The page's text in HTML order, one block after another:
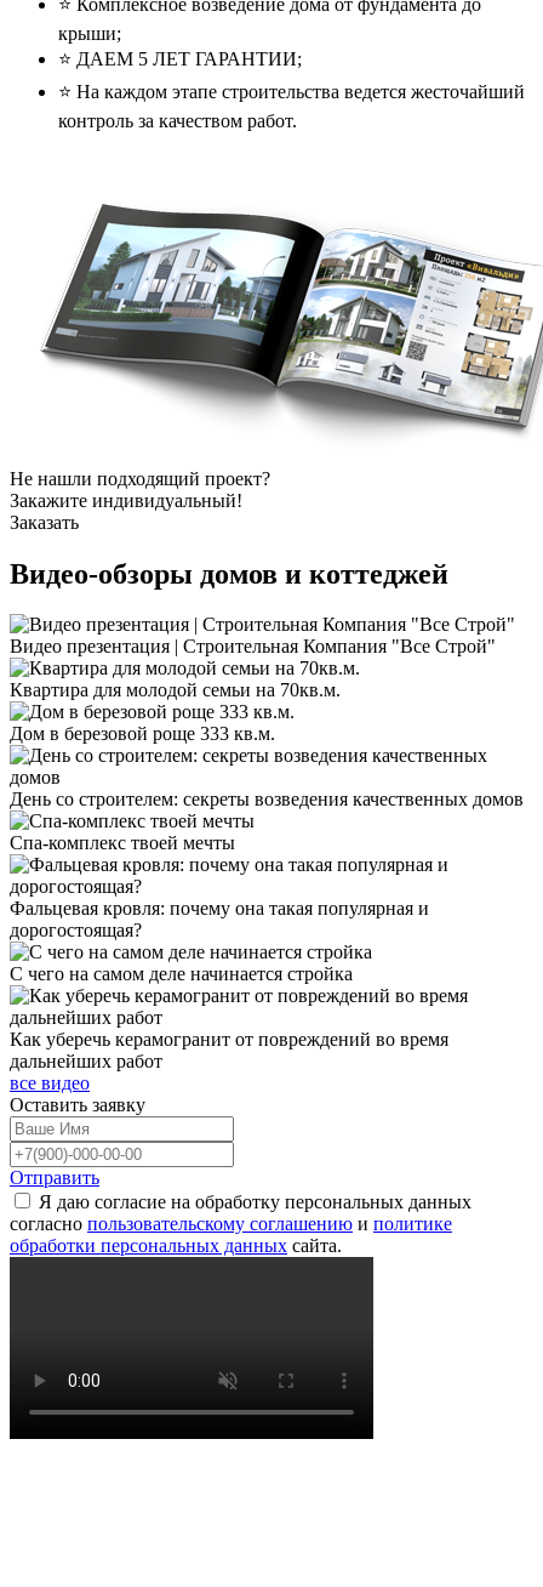
крыши;
⭐️ ДАЕМ 5 ЛЕТ ГАРАНТИИ;
⭐️ На каждом этапе строительства ведется жесточайший
контроль за качеством работ.
Не нашли подходящий проект?
Закажите индивидуальный!
Заказать
Видео-обзоры домов и коттеджей
Видео презентация | Строительная Компания "Все Строй"
Квартира для молодой семьи на 70кв.м.
Дом в березовой роще 333 кв.м.
День со строителем: секреты возведения качественных домов
Спа-комплекс твоей мечты
Фальцевая кровля: почему она такая популярная и
дорогостоящая?
С чего на самом деле начинается стройка
Как уберечь керамогранит от повреждений во время
дальнейших работ
все видео
Оставить заявку
Отправить
Я даю согласие на обработку персональных данных
согласно пользовательскому соглашению и политике
обработки персональных данных сайта.